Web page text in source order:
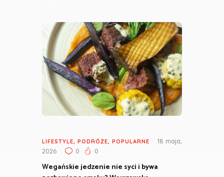
LIFESTYLE, PODRÓŻE, POPULARNE
18 maja,
2026
0 0
Wegańskie jedzenie nie syci i bywa